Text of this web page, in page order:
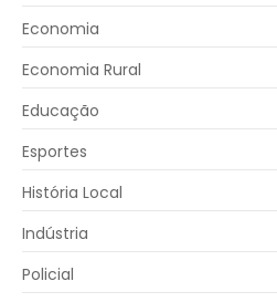
Economia
Economia Rural
Educação
Esportes
História Local
Indústria
Policial